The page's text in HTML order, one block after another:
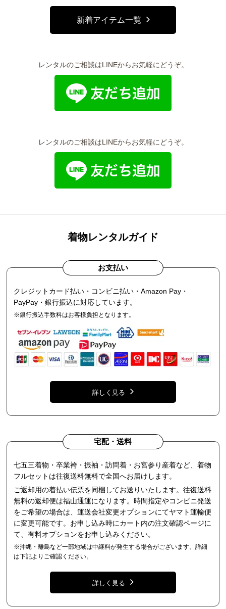
新着アイテム一覧
レンタルのご相談はLINEからお気軽にどうぞ。
レンタルのご相談はLINEからお気軽にどうぞ。
着物レンタルガイド
お支払い
クレジットカード払い・コンビニ払い・Amazon Pay・
PayPay・銀行振込に対応しています。
※銀行振込手数料はお客様負担となります。
詳しく見る
宅配・送料
七五三着物・卒業袴・振袖・訪問着・お宮参り産着など、着物
フルセットは往復送料無料で全国へお届けします。
ご返却用の着払い伝票を同梱してお送りいたします。往復送料
無料の返却便は福山通運になります。時間指定やコンビニ発送
をご希望の場合は、運送会社変更オプションにてヤマト運輸便
に変更可能です。お申し込み時にカート内の注文確認ページに
て、有料オプションをお申し込みください。
※沖縄・離島など一部地域は中継料が発生する場合がございます。詳細
は下記よりご確認ください。
詳しく見る